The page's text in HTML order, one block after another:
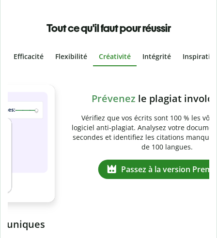
Tout ce qu'il faut pour réussir
Efficacité Flexibilité Créativité Intégrité
Prévenez